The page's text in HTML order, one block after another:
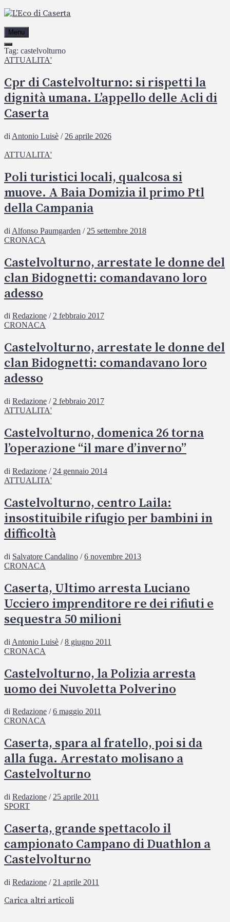
Passa
contenuto
Menu
Tag: castelvolturno
ATTUALITA'
Cpr di Castelvolturno: si rispetti la
dignità umana. L’appello delle Acli di
Caserta
di Antonio Luisè / 26 aprile 2026
ATTUALITA'
Poli turistici locali, qualcosa si
muove. A Baia Domizia il primo Ptl
della Campania
di Alfonso Paumgarden / 25 settembre 2018
CRONACA
Castelvolturno, arrestate le donne del
clan Bidognetti: comandavano loro
adesso
di Redazione /2 febbraio 2017
CRONACA
Castelvolturno, arrestate le donne del
clan Bidognetti: comandavano loro
adesso
di Redazione / 2 febbraio 2017
ATTUALITA'
Castelvolturno, domenica 26 torna
l’operazione “il mare d’inverno”
di Redazione / 24 gennaio 2014
ATTUALITA'
Castelvolturno, centro Laila:
insostituibile rifugio per bambini in
difficoltà
di Salvatore Candalino /6 novembre 2013
CRONACA
Caserta, Ultimo arresta Luciano
Ucciero imprenditore re dei rifiuti e
sequestra 50 milioni
di Antonio Luisè /8 giugno 2011
CRONACA
Castelvolturno, la Polizia arresta
uomo dei Nuvoletta Polverino
di Redazione /6 maggio 2011
CRONACA
Caserta, spara al fratello, poi si da
alla fuga. Arrestato molisano a
Castelvolturno
di Redazione / 25 aprile 2011
SPORT
Caserta, grande spettacolo il
campionato Campano di Duathlon a
Castelvolturno
di Redazione / 21 aprile 2011
Carica altri articoli